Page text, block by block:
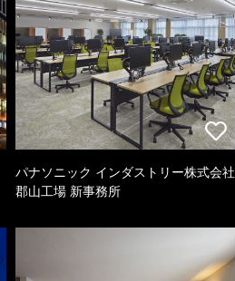
パナソニック インダストリー株式会社
郡山工場 新事務所